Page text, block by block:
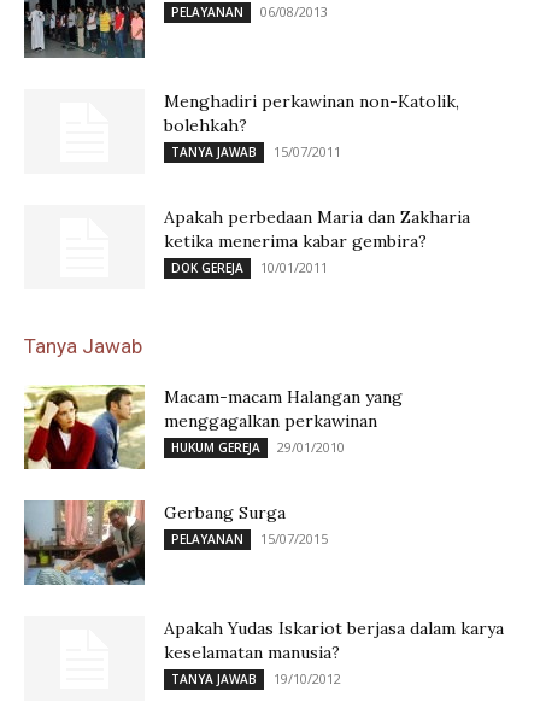
PELAYANAN 06/08/2013
Menghadiri perkawinan non-Katolik,
bolehkah?
TANYA JAWAB 15/07/2011
Apakah perbedaan Maria dan Zakharia
ketika menerima kabar gembira?
DOK GEREJA 10/01/2011
Tanya Jawab
Macam-macam Halangan yang
menggagalkan perkawinan
HUKUM GEREJA 29/01/2010
Gerbang Surga
PELAYANAN 15/07/2015
Apakah Yudas Iskariot berjasa dalam karya
keselamatan manusia?
TANYA JAWAB 19/10/2012